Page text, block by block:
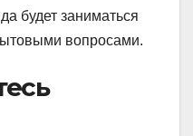
будет заниматься
вопросами.